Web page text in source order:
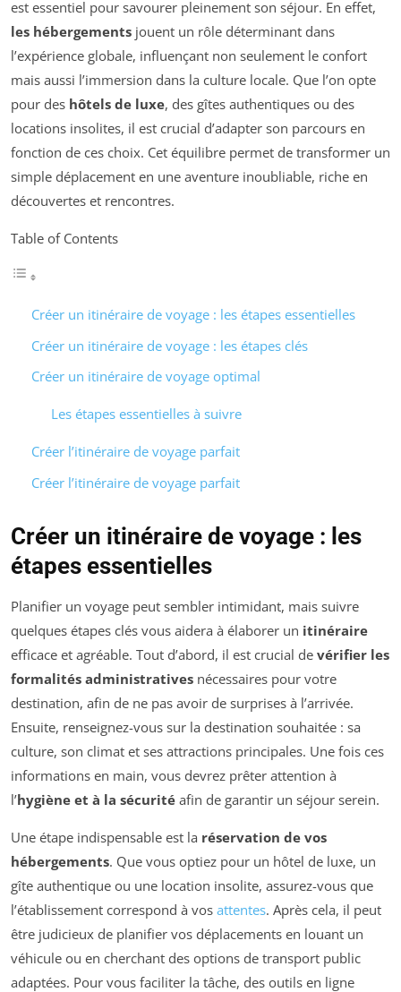
est essentiel pour savourer pleinement son séjour. En effet,
les hébergements jouent un rôle déterminant dans
l’expérience globale, influençant non seulement le confort
mais aussi l’immersion dans la culture locale. Que l’on opte
pour des hôtels de luxe, des gîtes authentiques ou des
locations insolites, il est crucial d’adapter son parcours en
fonction de ces choix. Cet équilibre permet de transformer un
simple déplacement en une aventure inoubliable, riche en
découvertes et rencontres.
Table of Contents
Créer un itinéraire de voyage : les étapes essentielles
Créer un itinéraire de voyage : les étapes clés
Créer un itinéraire de voyage optimal
Les étapes essentielles à suivre
Créer l’itinéraire de voyage parfait
Créer l’itinéraire de voyage parfait
Créer un itinéraire de voyage : les
étapes essentielles
Planifier un voyage peut sembler intimidant, mais suivre
quelques étapes clés vous aidera à élaborer un itinéraire
efficace et agréable. Tout d’abord, il est crucial de vérifier les
formalités administratives nécessaires pour votre
destination, afin de ne pas avoir de surprises à l’arrivée.
Ensuite, renseignez-vous sur la destination souhaitée : sa
culture, son climat et ses attractions principales. Une fois ces
informations en main, vous devrez prêter attention à
l’hygiène et à la sécurité afin de garantir un séjour serein.
Une étape indispensable est la réservation de vos
hébergements. Que vous optiez pour un hôtel de luxe, un
gîte authentique ou une location insolite, assurez-vous que
l’établissement correspond à vos attentes. Après cela, il peut
être judicieux de planifier vos déplacements en louant un
véhicule ou en cherchant des options de transport public
adaptées. Pour vous faciliter la tâche, des outils en ligne